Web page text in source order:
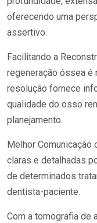
oferecendo uma
assertivo.
Facilitando a
regeneração óssea é
resolução fornece
qualidade do osso
planejamento.
Melhor
claras e detalhadas
de determinados
dentista-paciente.
Com a tomografia de